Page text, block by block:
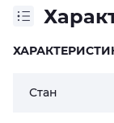
Стан